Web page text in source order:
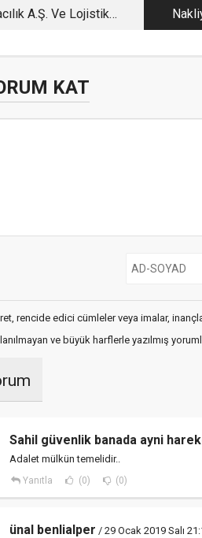
A.Ş. Ve Lojistik
KAT
rencide edici cümleler veya imalar,
ve büyük harflerle yazılmış
Sahil güvenlik banada ayni
Adalet mülkün temelidir..
Yanıtla (0) (0)
ünal benlialper / 29 Ocak 2019 Salı